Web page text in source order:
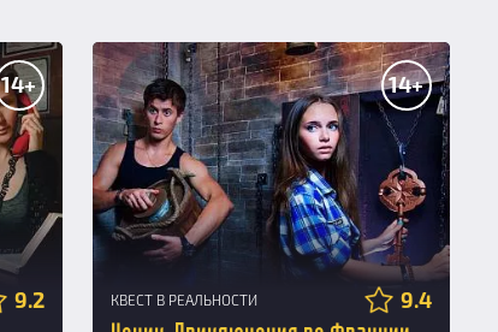
14+
9.2
14+
КВЕСТ В РЕАЛЬНОСТИ 9.4